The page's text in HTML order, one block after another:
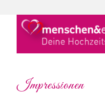
Impressionen